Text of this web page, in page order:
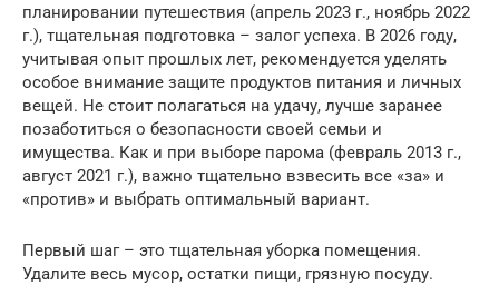
планировании путешествия (апрель 2023 г., ноябрь 2022
г.), тщательная подготовка – залог успеха. В 2026 году,
учитывая опыт прошлых лет, рекомендуется уделять
особое внимание защите продуктов питания и личных
вещей. Не стоит полагаться на удачу, лучше заранее
позаботиться о безопасности своей семьи и
имущества. Как и при выборе парома (февраль 2013 г.,
август 2021 г.), важно тщательно взвесить все «за» и
«против» и выбрать оптимальный вариант.
Первый шаг – это тщательная уборка помещения.
Удалите весь мусор, остатки пищи, грязную посуду.